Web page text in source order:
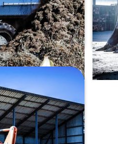
AR580
kW)